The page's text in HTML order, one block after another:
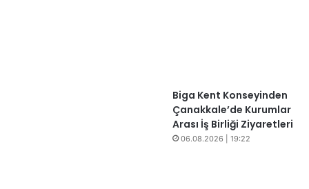
Biga Kent Konseyinden
Çanakkale’de Kurumlar
Arası İş Birliği Ziyaretleri
06.08.2026 | 19:22